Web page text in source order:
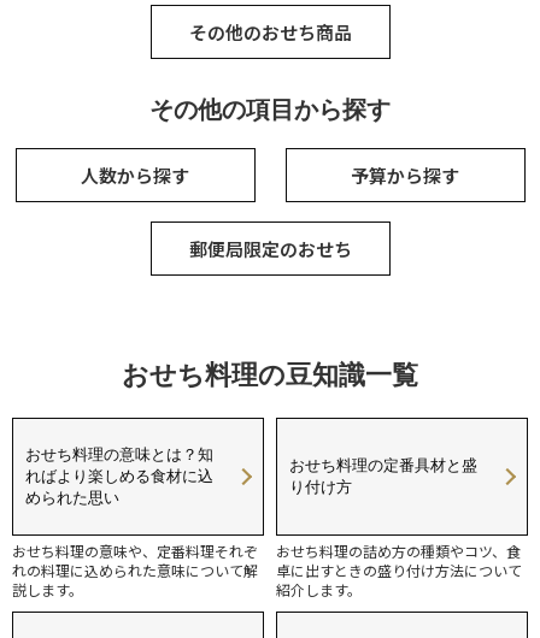
その他のおせち商品
その他の項目から探す
人数から探す 予算から探す
郵便局限定のおせち
おせち料理の豆知識一覧
おせち料理の意味とは？知
ればより楽しめる食材に込
められた思い
おせち料理の意味や、定番料理それぞ
れの料理に込められた意味について解
説します。
おせち料理の定番具材と盛
り付け方
おせち料理の詰め方の種類やコツ、食
卓に出すときの盛り付け方法について
紹介します。